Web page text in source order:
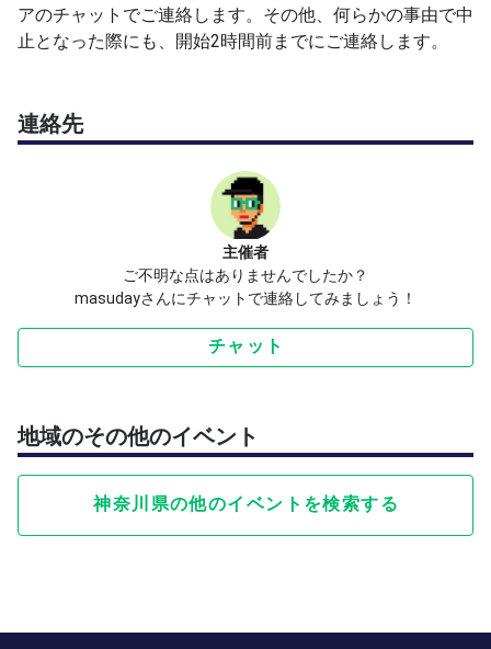
い。
は、なるべく早いタイミングでご連絡するように致しま
す。
雨天・荒天が予想される際には、前日22時頃までにテニ
スベアチャットにてご連絡します。
アのチャットでご連絡します。その他、何らかの事由で中
止となった際にも、開始2時間前までにご連絡します。
連絡先
主催者
ご不明な点はありませんでしたか？
masudayさんにチャットで連絡してみましょう！
チャット
地域のその他のイベント
神奈川県の他のイベントを検索する